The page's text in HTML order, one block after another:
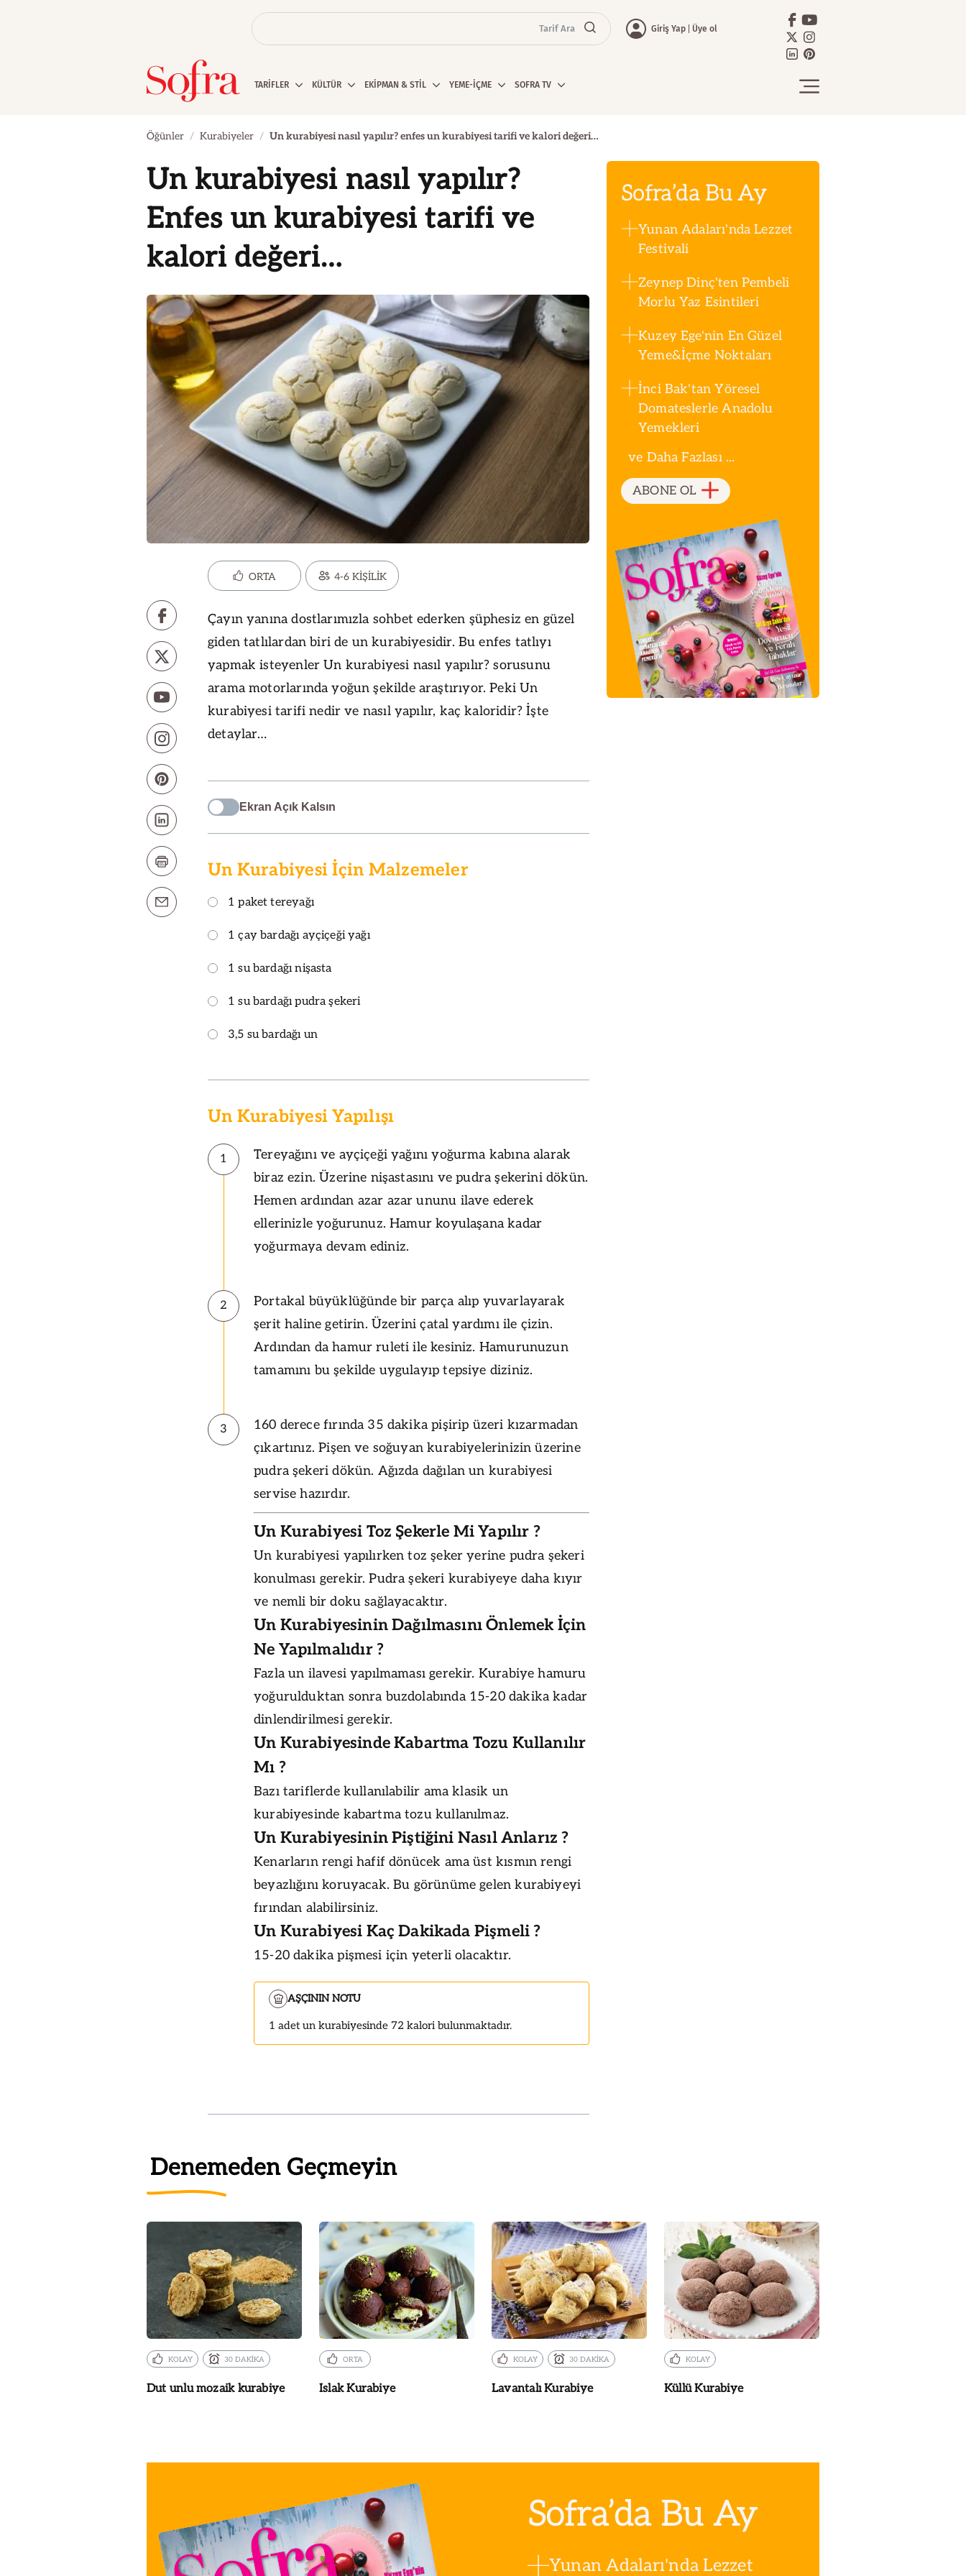
Tarif Ara Giriş Yap Üye ol
TARİFLER KÜLTÜR EKİPMAN & STİL YEME-İÇME SOFRA TV
Öğünler Kurabiyeler Un kurabiyesi nasıl yapılır? enfes un kurabiyesi tarifi ve kalori değeri…
Un kurabiyesi nasıl yapılır?
Enfes un kurabiyesi tarifi ve
kalori değeri…
ORTA 4-6 KİŞİLİK
Çayın yanına dostlarımızla sohbet ederken şüphesiz en güzel
giden tatlılardan biri de un kurabiyesidir. Bu enfes tatlıyı
yapmak isteyenler Un kurabiyesi nasıl yapılır? sorusunu
arama motorlarında yoğun şekilde araştırıyor. Peki Un
kurabiyesi tarifi nedir ve nasıl yapılır, kaç kaloridir? İşte
detaylar…
Ekran Açık Kalsın
Un Kurabiyesi İçin Malzemeler
1 paket tereyağı
1 çay bardağı ayçiçeği yağı
1 su bardağı nişasta
1 su bardağı pudra şekeri
3,5 su bardağı un
Un Kurabiyesi Yapılışı
1
Tereyağını ve ayçiçeği yağını yoğurma kabına alarak
biraz ezin. Üzerine nişastasını ve pudra şekerini dökün.
Hemen ardından azar azar ununu ilave ederek
ellerinizle yoğurunuz. Hamur koyulaşana kadar
yoğurmaya devam ediniz.
2
Portakal büyüklüğünde bir parça alıp yuvarlayarak
şerit haline getirin. Üzerini çatal yardımı ile çizin.
Ardından da hamur ruleti ile kesiniz. Hamurunuzun
tamamını bu şekilde uygulayıp tepsiye diziniz.
3
160 derece fırında 35 dakika pişirip üzeri kızarmadan
çıkartınız. Pişen ve soğuyan kurabiyelerinizin üzerine
pudra şekeri dökün. Ağızda dağılan un kurabiyesi
servise hazırdır.
Un Kurabiyesi Toz Şekerle Mi Yapılır ?
Un kurabiyesi yapılırken toz şeker yerine pudra şekeri
konulması gerekir. Pudra şekeri kurabiyeye daha kıyır
ve nemli bir doku sağlayacaktır.
Un Kurabiyesinin Dağılmasını Önlemek İçin
Ne Yapılmalıdır ?
Fazla un ilavesi yapılmaması gerekir. Kurabiye hamuru
yoğurulduktan sonra buzdolabında 15-20 dakika kadar
dinlendirilmesi gerekir.
Un Kurabiyesinde Kabartma Tozu Kullanılır
Mı ?
Bazı tariflerde kullanılabilir ama klasik un
kurabiyesinde kabartma tozu kullanılmaz.
Un Kurabiyesinin Piştiğini Nasıl Anlarız ?
Kenarların rengi hafif dönücek ama üst kısmın rengi
beyazlığını koruyacak. Bu görünüme gelen kurabiyeyi
fırından alabilirsiniz.
Un Kurabiyesi Kaç Dakikada Pişmeli ?
15-20 dakika pişmesi için yeterli olacaktır.
AŞÇININ NOTU
1 adet un kurabiyesinde 72 kalori bulunmaktadır.
Sofra’da Bu Ay
Yunan Adaları'nda Lezzet
Festivali
Zeynep Dinç'ten Pembeli
Morlu Yaz Esintileri
Kuzey Ege'nin En Güzel
Yeme&İçme Noktaları
İnci Bak'tan Yöresel
Domateslerle Anadolu
Yemekleri
ve Daha Fazlası ...
ABONE OL
Denemeden Geçmeyin
KOLAY 30 DAKİKA
Dut unlu mozaik kurabiye
ORTA
Islak Kurabiye
KOLAY 30 DAKİKA
Lavantalı Kurabiye
KOLAY
Küllü Kurabiye
Sofra’da Bu Ay
Yunan Adaları'nda Lezzet